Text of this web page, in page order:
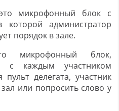
микрофонный блок с
администратор
порядок в зале.
микрофонный блок,
с каждым участником
делегата, участник
или попросить слово у